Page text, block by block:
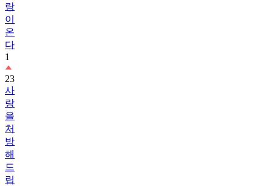
랑
이
온
다
1
23
사
랑
을
처
방
해
드
립